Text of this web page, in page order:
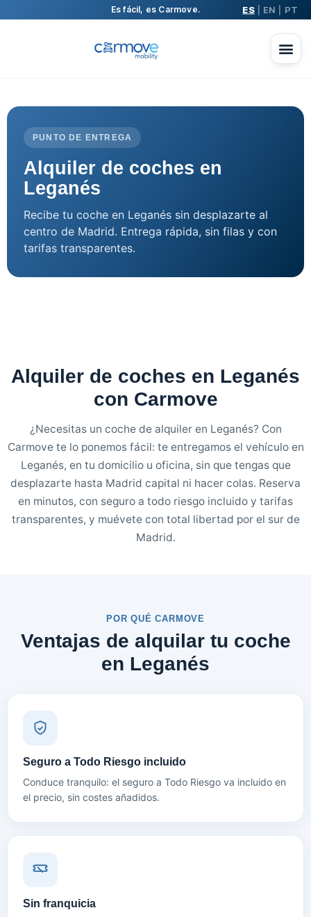
Es fácil, es Carmove. ES EN PT
PUNTO DE ENTREGA
Alquiler de coches en
Leganés
Recibe tu coche en Leganés sin desplazarte al
centro de Madrid. Entrega rápida, sin filas y con
tarifas transparentes.
Alquiler de coches en Leganés
con Carmove
¿Necesitas un coche de alquiler en Leganés? Con
Carmove te lo ponemos fácil: te entregamos el vehículo en
Leganés, en tu domicilio u oficina, sin que tengas que
desplazarte hasta Madrid capital ni hacer colas. Reserva
en minutos, con seguro a todo riesgo incluido y tarifas
transparentes, y muévete con total libertad por el sur de
Madrid.
POR QUÉ CARMOVE
Ventajas de alquilar tu coche
en Leganés
Seguro a Todo Riesgo incluido
Conduce tranquilo: el seguro a Todo Riesgo va incluido en
el precio, sin costes añadidos.
Sin franquicia